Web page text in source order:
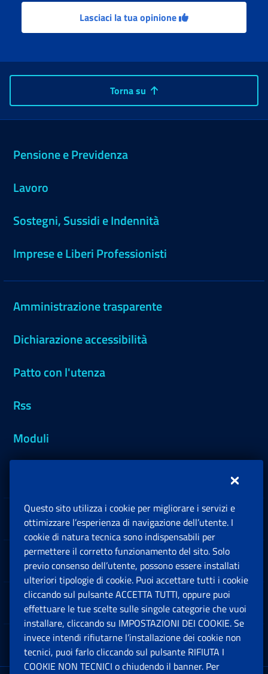
Lasciaci la tua opinione
Torna su
Pensione e Previdenza
Lavoro
Sostegni, Sussidi e Indennità
Imprese e Liberi Professionisti
Amministrazione trasparente
Dichiarazione accessibilità
Patto con l'utenza
Rss
Moduli
Sedi e Contatti
Software
Note Legali
App mobile
Questo sito utilizza i cookie per migliorare i servizi e
ottimizzare l’esperienza di navigazione dell’utente. I
cookie di natura tecnica sono indispensabili per
permettere il corretto funzionamento del sito. Solo
previo consenso dell’utente, possono essere installati
ulteriori tipologie di cookie. Puoi accettare tutti i cookie
cliccando sul pulsante ACCETTA TUTTI, oppure puoi
effettuare le tue scelte sulle singole categorie che vuoi
installare, cliccando su IMPOSTAZIONI DEI COOKIE. Se
invece intendi rifiutarne l’installazione dei cookie non
tecnici, puoi farlo cliccando sul pulsante RIFIUTA I
COOKIE NON TECNICI o chiudendo il banner. Per